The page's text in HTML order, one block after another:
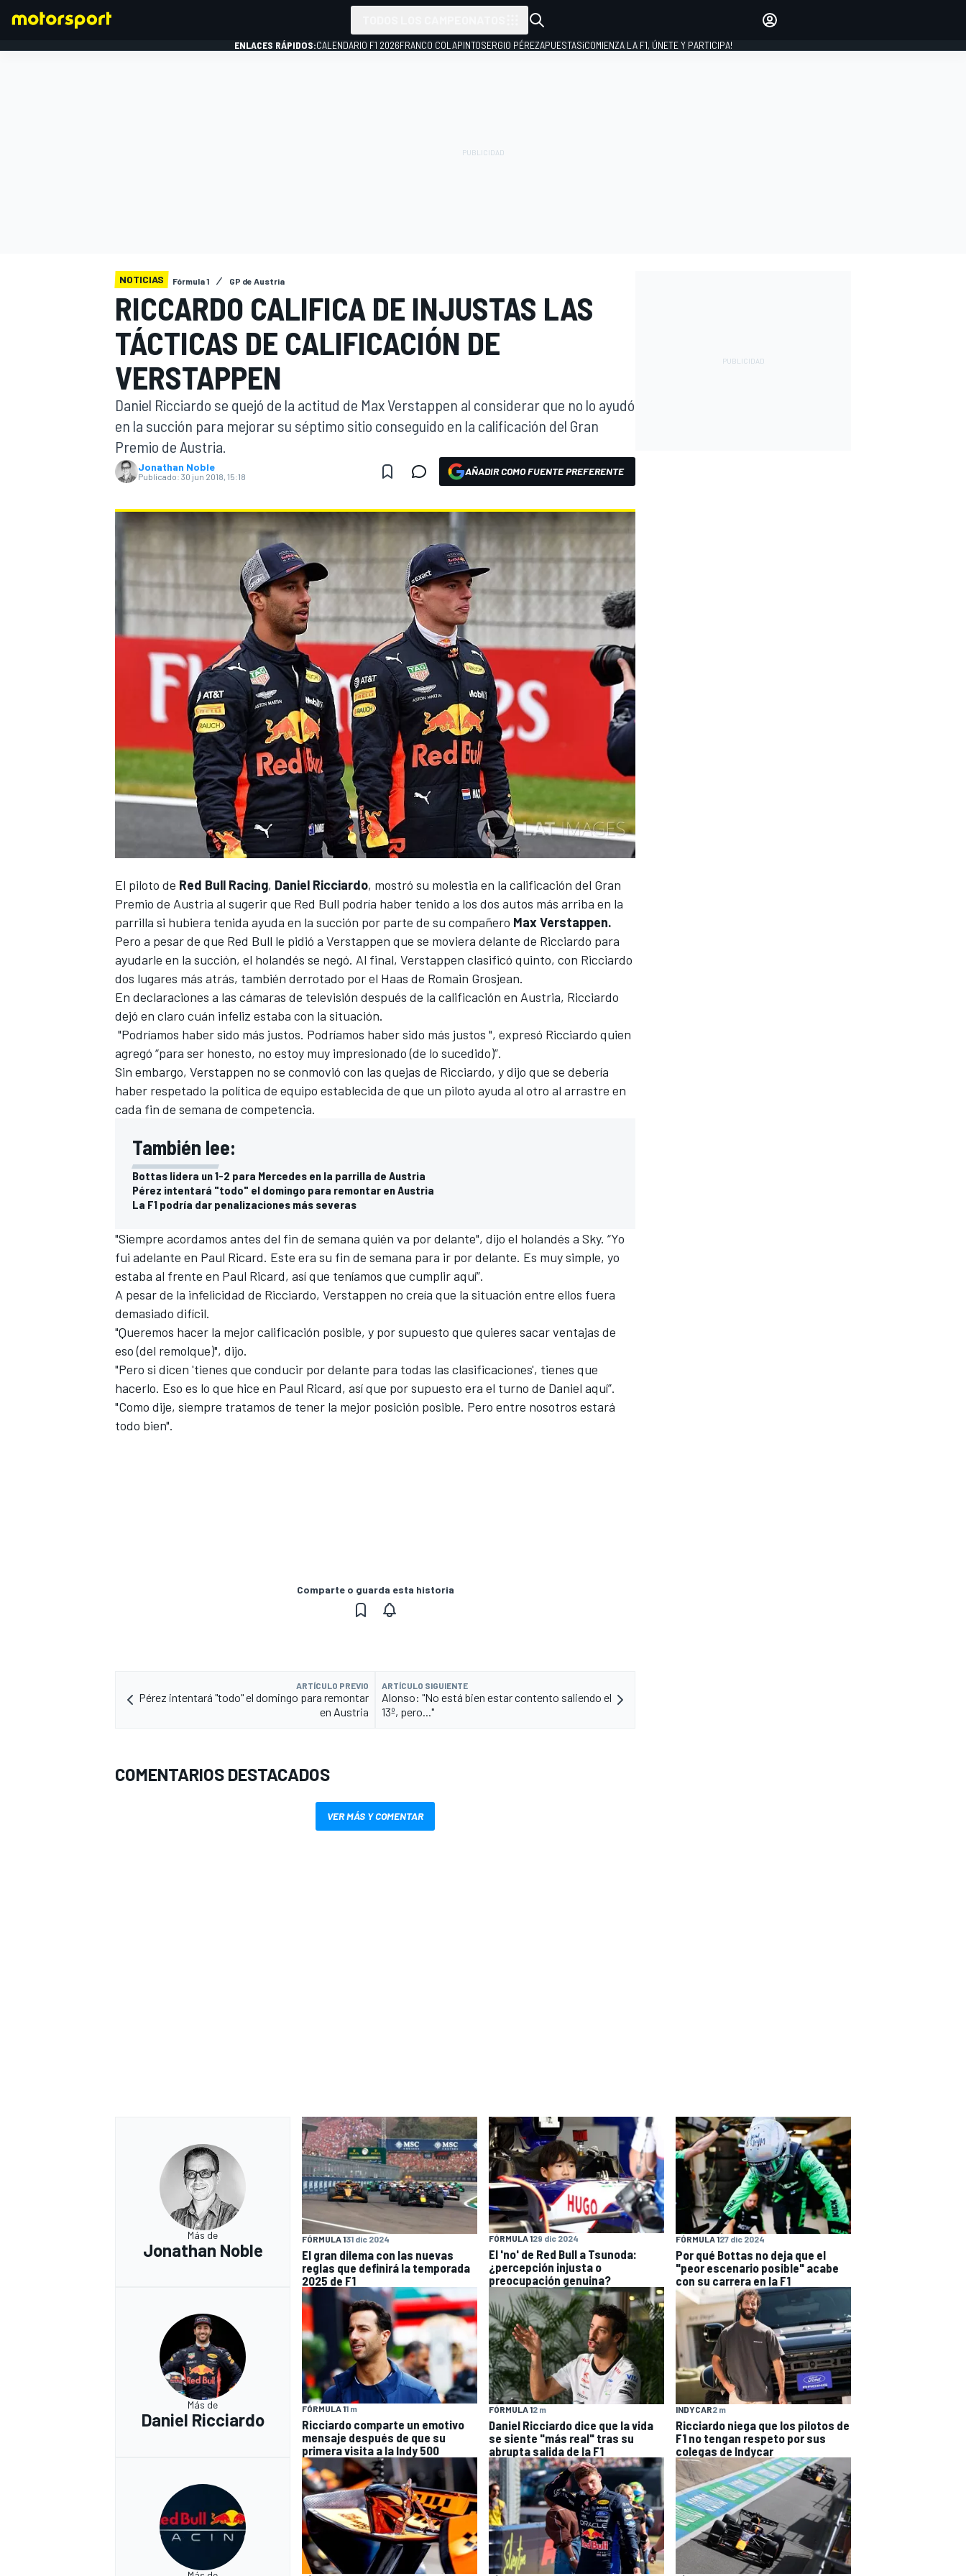
INDYCAR
MOTOGP
NASCAR CUP
FÓRMULA E
WRC
INICIAR SESIÓN
ENLACES RÁPIDOS:CALENDARIO F1 2026FRANCO COLAPINTOSERGIO PÉREZAPUESTAS¡COMIENZA LA F1, ÚNETE Y PARTICIPA!
NOTICIAS Fórmula 1 GP de Austria
RICCARDO CALIFICA DE INJUSTAS LAS
TÁCTICAS DE CALIFICACIÓN DE
VERSTAPPEN
Daniel Ricciardo se quejó de la actitud de Max Verstappen al considerar que no lo ayudó
en la succión para mejorar su séptimo sitio conseguido en la calificación del Gran
Premio de Austria.
Jonathan Noble
Publicado: 30 jun 2018, 15:18 AÑADIR COMO FUENTE PREFERENTE
El piloto de Red Bull Racing, Daniel Ricciardo, mostró su molestia en la calificación del Gran
Premio de Austria al sugerir que Red Bull podría haber tenido a los dos autos más arriba en la
parrilla si hubiera tenida ayuda en la succión por parte de su compañero Max Verstappen.
Pero a pesar de que Red Bull le pidió a Verstappen que se moviera delante de Ricciardo para
ayudarle en la succión, el holandés se negó. Al final, Verstappen clasificó quinto, con Ricciardo
dos lugares más atrás, también derrotado por el Haas de Romain Grosjean.
En declaraciones a las cámaras de televisión después de la calificación en Austria, Ricciardo
dejó en claro cuán infeliz estaba con la situación.
"Podríamos haber sido más justos. Podríamos haber sido más justos ", expresó Ricciardo quien
agregó “para ser honesto, no estoy muy impresionado (de lo sucedido)”.
Sin embargo, Verstappen no se conmovió con las quejas de Ricciardo, y dijo que se debería
haber respetado la política de equipo establecida de que un piloto ayuda al otro al arrastre en
cada fin de semana de competencia.
También lee:
Bottas lidera un 1-2 para Mercedes en la parrilla de Austria
Pérez intentará "todo" el domingo para remontar en Austria
La F1 podría dar penalizaciones más severas
"Siempre acordamos antes del fin de semana quién va por delante", dijo el holandés a Sky. “Yo
fui adelante en Paul Ricard. Este era su fin de semana para ir por delante. Es muy simple, yo
estaba al frente en Paul Ricard, así que teníamos que cumplir aquí”.
A pesar de la infelicidad de Ricciardo, Verstappen no creía que la situación entre ellos fuera
demasiado difícil.
"Queremos hacer la mejor calificación posible, y por supuesto que quieres sacar ventajas de
eso (del remolque)", dijo.
"Pero si dicen 'tienes que conducir por delante para todas las clasificaciones', tienes que
hacerlo. Eso es lo que hice en Paul Ricard, así que por supuesto era el turno de Daniel aquí”.
"Como dije, siempre tratamos de tener la mejor posición posible. Pero entre nosotros estará
todo bien".
Comparte o guarda esta historia
ARTÍCULO PREVIO
Pérez intentará "todo" el domingo para remontar
en Austria
ARTÍCULO SIGUIENTE
Alonso: "No está bien estar contento saliendo el
13º, pero..."
COMENTARIOS DESTACADOS
VER MÁS Y COMENTAR
Más de
Jonathan Noble
FÓRMULA 131 dic 2024
El gran dilema con las nuevas
reglas que definirá la temporada
2025 de F1
FÓRMULA 129 dic 2024
El 'no' de Red Bull a Tsunoda:
¿percepción injusta o
preocupación genuina?
FÓRMULA 127 dic 2024
Por qué Bottas no deja que el
"peor escenario posible" acabe
con su carrera en la F1
Más de
Daniel Ricciardo
FÓRMULA 11 m
Ricciardo comparte un emotivo
mensaje después de que su
primera visita a la Indy 500
FÓRMULA 12 m
Daniel Ricciardo dice que la vida
se siente "más real" tras su
abrupta salida de la F1
INDYCAR2 m
Ricciardo niega que los pilotos de
F1 no tengan respeto por sus
colegas de Indycar